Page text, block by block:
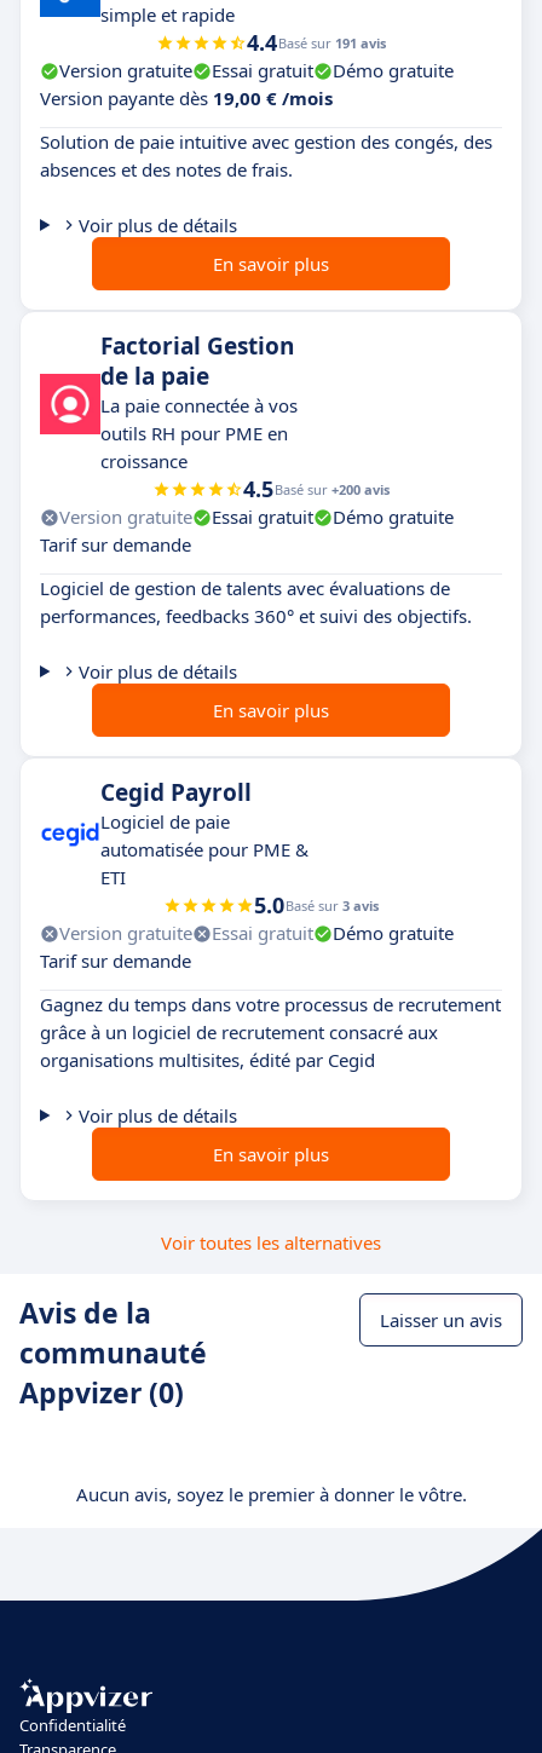
simple et rapide
4.4Basé sur 191 avis
Version gratuite Essai gratuit
Démo gratuite
Version payante dès 19,00 € /mois
Solution de paie intuitive avec gestion des congés, des
absences et des notes de frais.
Voir plus de détails
En savoir plus
Factorial Gestion
de la paie
La paie connectée à vos
outils RH pour PME en
croissance
4.5Basé sur +200 avis
Version gratuite Essai gratuit
Démo gratuite
Tarif sur demande
Logiciel de gestion de talents avec évaluations de
performances, feedbacks 360° et suivi des objectifs.
Voir plus de détails
En savoir plus
Cegid Payroll
Logiciel de paie
automatisée pour PME &
ETI
5.0Basé sur 3 avis
Version gratuite Essai gratuit
Démo gratuite
Tarif sur demande
Gagnez du temps dans votre processus de recrutement
grâce à un logiciel de recrutement consacré aux
organisations multisites, édité par Cegid
Voir plus de détails
En savoir plus
Voir toutes les alternatives
Avis de la
communauté
Appvizer (0)
Laisser un avis
Aucun avis, soyez le premier à donner le vôtre.
Confidentialité